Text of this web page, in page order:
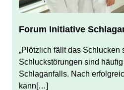
Forum Initiative
„Plötzlich fällt das Schlucken
Schluckstörungen sind
Schlaganfalls. Nach
kann[…]